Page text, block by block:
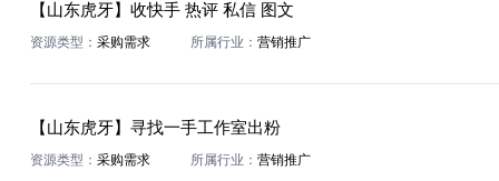
【山东虎牙】收快手 热评 私信 图文
资源类型： 采购需求 所属行业： 营销推广
【山东虎牙】寻找一手工作室出粉
资源类型： 采购需求 所属行业： 营销推广